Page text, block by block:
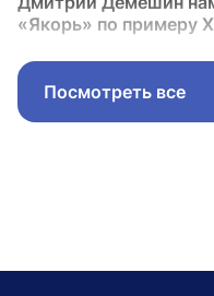
«Якорь» по примеру
Посмотреть все